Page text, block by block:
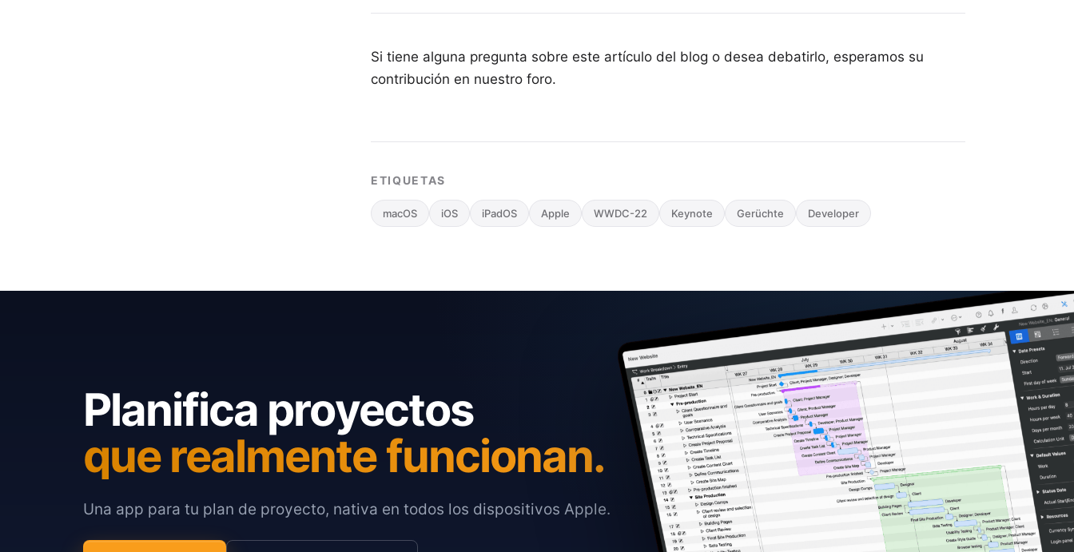
Si tiene alguna pregunta sobre este artículo del blog o desea debatirlo, esperamos su
contribución en nuestro foro.
ETIQUETAS
macOS iOS iPadOS Apple WWDC-22 Keynote Gerüchte Developer
Planifica proyectos
que realmente funcionan.
Una app para tu plan de proyecto, nativa en todos los dispositivos Apple.